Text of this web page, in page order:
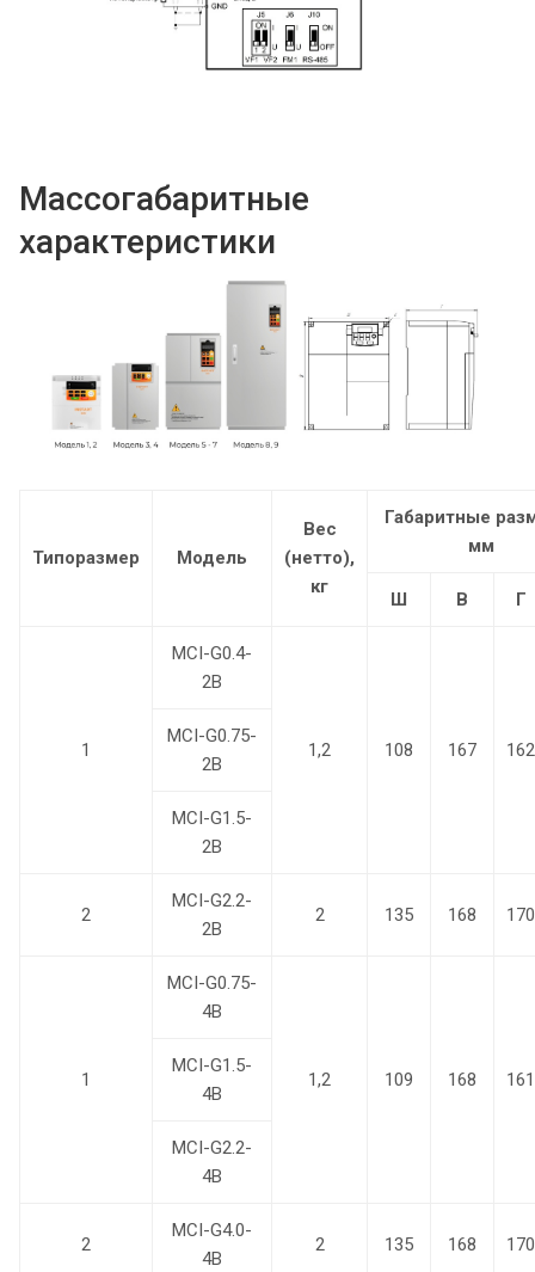
Массогабаритные
характеристики
Типоразмер Модель
Вес
(нетто),
кг
Габаритные
мм
Ш В Г
1
MCI-G0.4-
2B
1,2 108 167 162
MCI-G0.75-
2B
MCI-G1.5-
2B
2
MCI-G2.2-
2B
2 135 168 170
1
MCI-G0.75-
4B
1,2 109 168 161
MCI-G1.5-
4B
MCI-G2.2-
4B
2
MCI-G4.0-
4B
2 135 168 170